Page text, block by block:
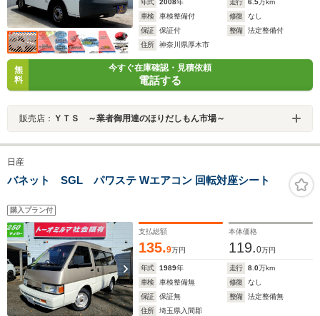
年式 2008年 走行 6.5万km
車検
車検整備付 修復
なし
保証
保証付 整備
法定整備付
住所
神奈川県厚木市
無
料
今すぐ在庫確認・見積依頼
電話する
販売店： ＹＴＳ ～業者御用達のほりだしもん市場～
日産
バネット SGL パワステ Wエアコン 回転対座シート
購入プラン付
支払総額
135.9万円
本体価格
119.0万円
年式 1989年 走行 8.0万km
車検
車検整備無 修復
なし
保証
保証無 整備
法定整備無
住所
埼玉県入間郡